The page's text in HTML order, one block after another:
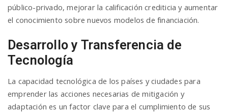
público-privado, mejorar la calificación crediticia y aumentar
el conocimiento sobre nuevos modelos de financiación.
Desarrollo y Transferencia de
Tecnología
La capacidad tecnológica de los países y ciudades para
emprender las acciones necesarias de mitigación y
adaptación es un factor clave para el cumplimiento de sus